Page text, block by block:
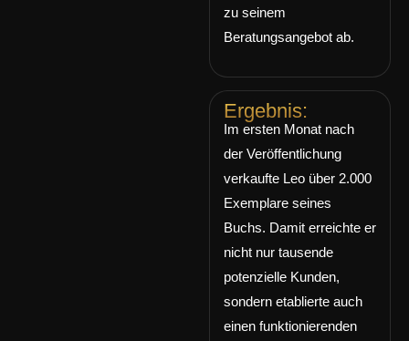
zu seinem
Beratungsangebot ab.
Ergebnis:
Im ersten Monat nach
der Veröffentlichung
verkaufte Leo über 2.000
Exemplare seines
Buchs. Damit erreichte er
nicht nur tausende
potenzielle Kunden,
sondern etablierte auch
einen funktionierenden